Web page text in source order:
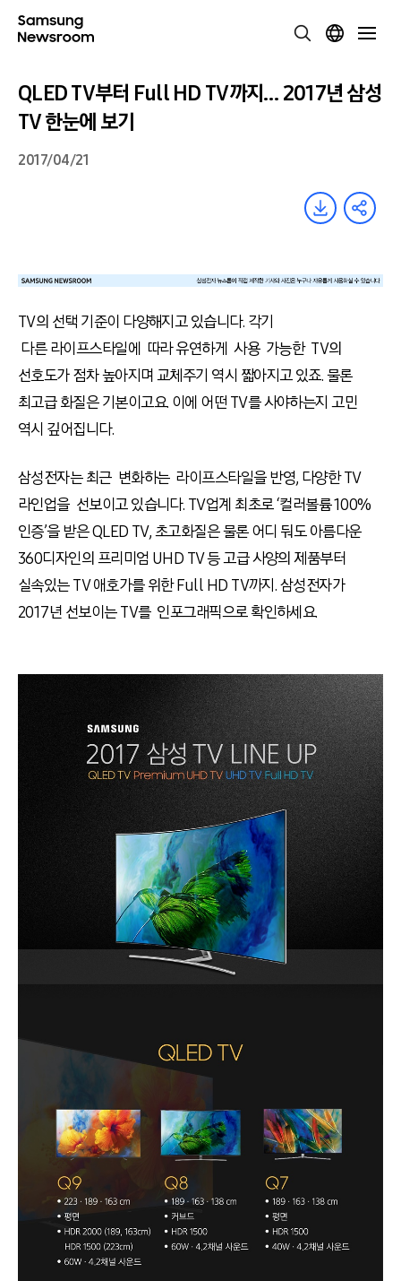
QLED TV부터 Full HD TV까지… 2017년 삼성
TV 한눈에 보기
2017/04/21
TV의 선택 기준이 다양해지고 있습니다. 각기
다른 라이프스타일에 따라 유연하게 사용 가능한 TV의
선호도가 점차 높아지며 교체주기 역시 짧아지고 있죠. 물론
최고급 화질은 기본이고요. 이에 어떤 TV를 사야하는지 고민
역시 깊어집니다.
삼성전자는 최근 변화하는 라이프스타일을 반영, 다양한 TV
라인업을 선보이고 있습니다. TV업계 최초로 ‘컬러볼륨 100%
인증’을 받은 QLED TV, 초고화질은 물론 어디 둬도 아름다운
360디자인의 프리미엄 UHD TV 등 고급 사양의 제품부터
실속있는 TV 애호가를 위한 Full HD TV까지. 삼성전자가
2017년 선보이는 TV를 인포그래픽으로 확인하세요.